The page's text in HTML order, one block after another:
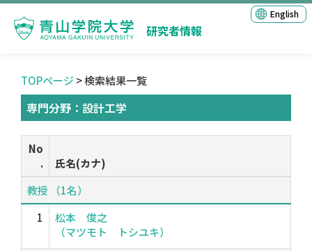
研究者情報
English
TOPページ > 検索結果一覧
専門分野：設計工学
No
.
氏名(カナ)
教授 （1名）
1
松本 俊之
（マツモト トシユキ）